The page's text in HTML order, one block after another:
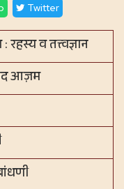
Twitter
रहस्य व तत्त्वज्ञान
आज़म